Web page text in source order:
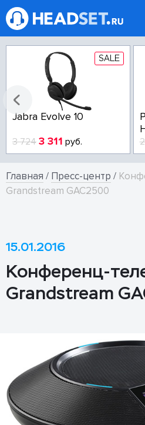
SALE
Jabra Evolve 10
3 724 3 311 руб.
Главная / Пресс-центр /
Grandstream GAC2500
15.01.2016
Конференц-
Grandstream